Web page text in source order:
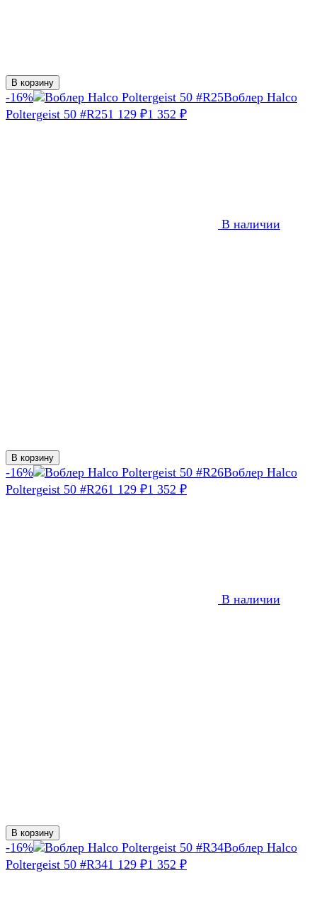
В корзину
-16%
Воблер Halco
Poltergeist 50 #R251 129 ₽1 352 ₽
В наличии
В корзину
-16%
Воблер Halco
Poltergeist 50 #R261 129 ₽1 352 ₽
В наличии
В корзину
-16%
Воблер Halco
Poltergeist 50 #R341 129 ₽1 352 ₽